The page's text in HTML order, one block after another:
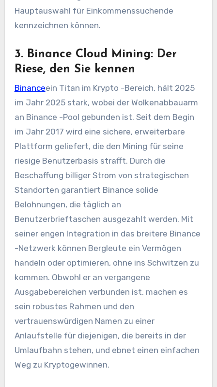
Hauptauswahl für Einkommenssuchende
kennzeichnen können.
3. Binance Cloud Mining: Der
Riese, den Sie kennen
Binanceein Titan im Krypto -Bereich, hält 2025
im Jahr 2025 stark, wobei der Wolkenabbauarm
an Binance -Pool gebunden ist. Seit dem Begin
im Jahr 2017 wird eine sichere, erweiterbare
Plattform geliefert, die den Mining für seine
riesige Benutzerbasis strafft. Durch die
Beschaffung billiger Strom von strategischen
Standorten garantiert Binance solide
Belohnungen, die täglich an
Benutzerbrieftaschen ausgezahlt werden. Mit
seiner engen Integration in das breitere Binance
-Netzwerk können Bergleute ein Vermögen
handeln oder optimieren, ohne ins Schwitzen zu
kommen. Obwohl er an vergangene
Ausgabebereichen verbunden ist, machen es
sein robustes Rahmen und den
vertrauenswürdigen Namen zu einer
Anlaufstelle für diejenigen, die bereits in der
Umlaufbahn stehen, und ebnet einen einfachen
Weg zu Kryptogewinnen.